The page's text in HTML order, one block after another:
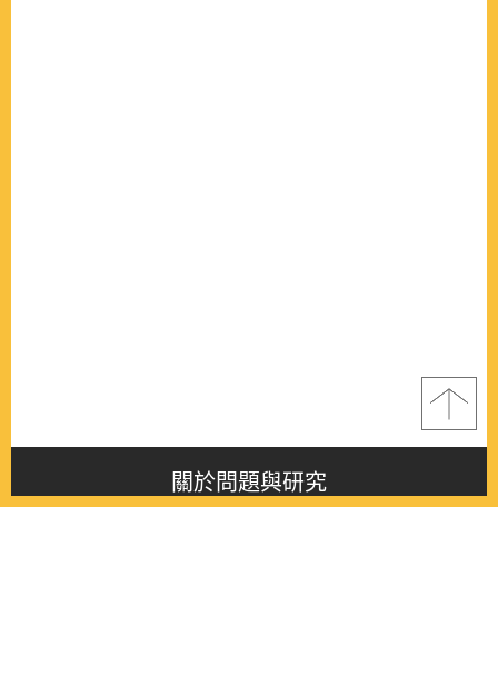
關於問題與研究
About this journal